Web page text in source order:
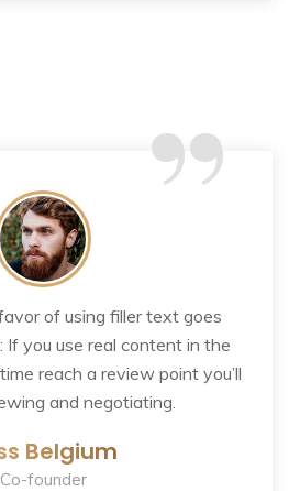
“
of using filler text goes
If you use real content in the
reach a review point you’ll
and negotiating.
Belgium
Co-founder